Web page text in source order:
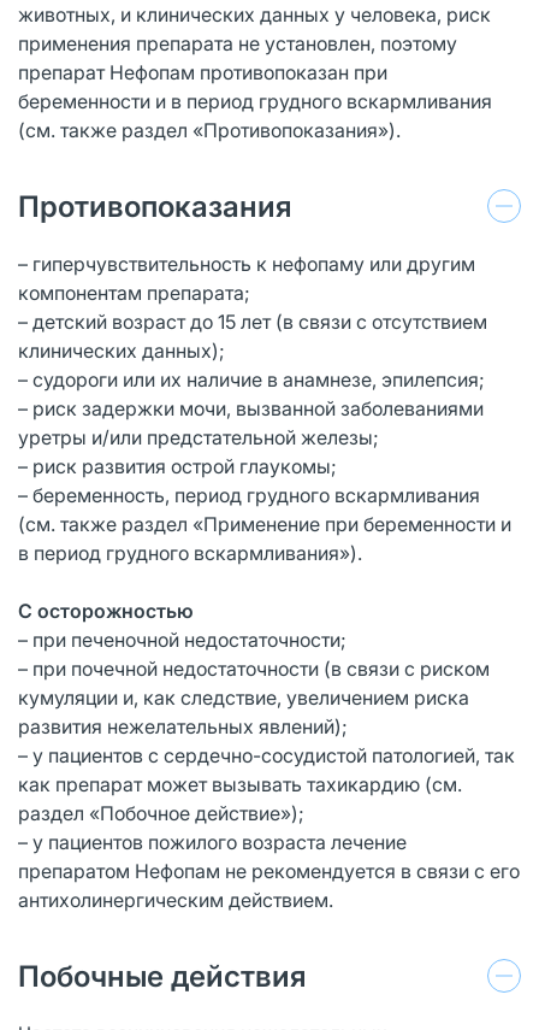
животных, и клинических данных у человека, риск
применения препарата не установлен, поэтому
препарат Нефопам противопоказан при
беременности и в период грудного вскармливания
(см. также раздел «Противопоказания»).
Противопоказания
– гиперчувствительность к нефопаму или другим
компонентам препарата;
– детский возраст до 15 лет (в связи с отсутствием
клинических данных);
– судороги или их наличие в анамнезе, эпилепсия;
– риск задержки мочи, вызванной заболеваниями
уретры и/или предстательной железы;
– риск развития острой глаукомы;
– беременность, период грудного вскармливания
(см. также раздел «Применение при беременности и
в период грудного вскармливания»).
С осторожностью
– при печеночной недостаточности;
– при почечной недостаточности (в связи с риском
кумуляции и, как следствие, увеличением риска
развития нежелательных явлений);
– у пациентов с сердечно-сосудистой патологией, так
как препарат может вызывать тахикардию (см.
раздел «Побочное действие»);
– у пациентов пожилого возраста лечение
препаратом Нефопам не рекомендуется в связи с его
антихолинергическим действием.
Побочные действия